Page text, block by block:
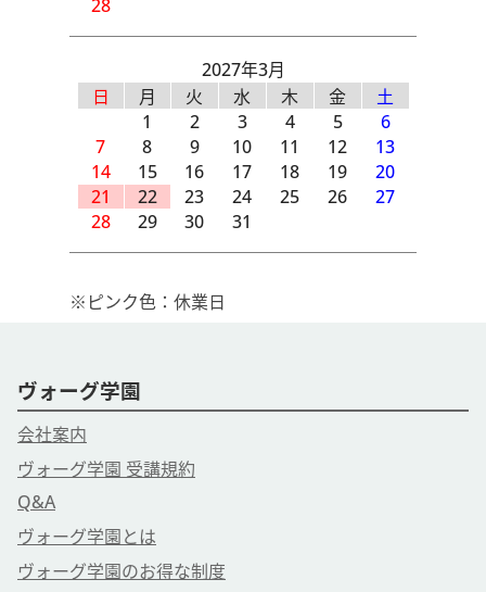
28
2027年3月
日
月 火 水 木 金
土
1
2 3 4 5
6
7
8 9 10 11 12
13
14
15 16 17 18 19
20
21
22 23 24 25 26
27
28
29 30 31
※ピンク色：休業日
ヴォーグ学園
会社案内
ヴォーグ学園 受講規約
Q&A
ヴォーグ学園とは
ヴォーグ学園のお得な制度